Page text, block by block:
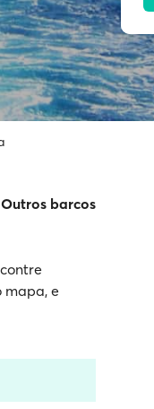
Outros barcos
mapa, e